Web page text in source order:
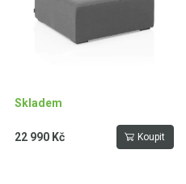
Skladem
22 990 Kč Koupit